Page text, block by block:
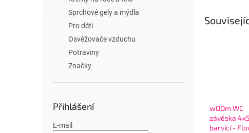
Sprchové gely a mýdla
Pro děti
Osvěžovače vzduchu
Potraviny
Značky
Přihlášení
E-mail
wOOm WC
závěska
barvící -